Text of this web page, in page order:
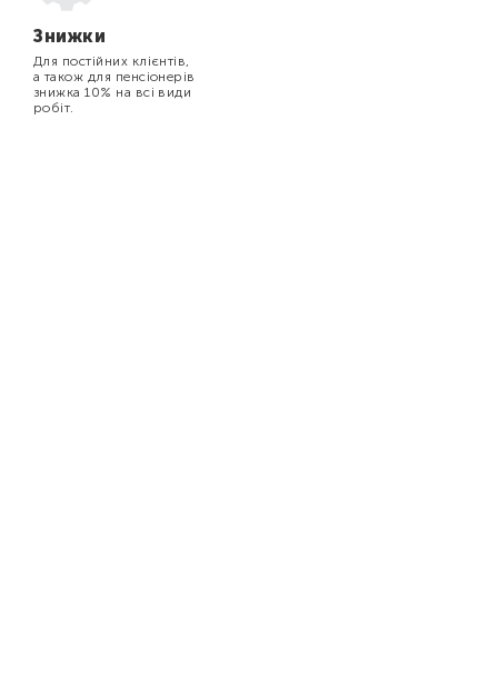
Знижки
Для постійних клієнтів,
а також для пенсіонерів
знижка 10% на всі види
робіт.